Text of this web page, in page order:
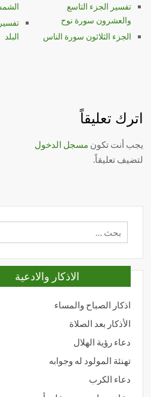
تفسير الجزء التاسع
والعشرون سورة نوح
الجزء الثلاثون سورة الناس
البلد
اترك تعليقاً
يجب أنت تكون مسجل الدخول
لتضيف تعليقاً.
الاذكار والادعية
اذكار الصباح والمساء
الأذكار بعد الصلاة
دعاء رؤية الهلال
تهنئة المولود له وجوابه
دعاء الكرب